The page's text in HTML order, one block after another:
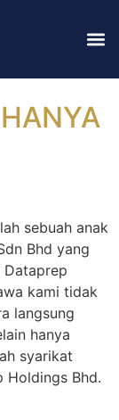
sebuah anak
Bhd yang
Dataprep
kami tidak
langsung
hanya
syarikat
Holdings Bhd.